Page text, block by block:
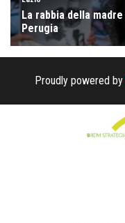
Proudly powered by